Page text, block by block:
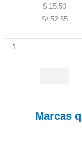
$ 15.50
S/ 52.55
Marcas